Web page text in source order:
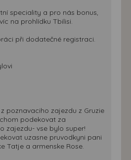
speciality a pro nás bonus,
na prohlídku Tbilisi.
při dodatečné registraci.
poznavaciho zajezdu z Gruzie
podekovat za
zajezdu- vse bylo super!
uzasne pruvodkyni pani
Tatje a armenske Rose.